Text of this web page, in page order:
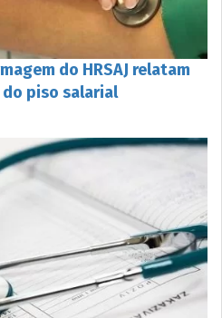
do HRSAJ relatam
piso salarial